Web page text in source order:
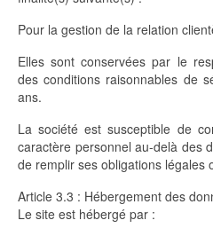
Pour la gestion de la relation
Elles sont conservées par le
des conditions raisonnables de
ans.
La société est susceptible de
caractère personnel au-delà des
de remplir ses obligations légales
Article 3.3 : Hébergement des
Le site est hébergé par :